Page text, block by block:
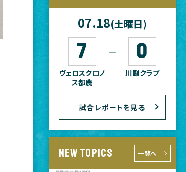
07.18(土曜日)
7
ヴェロスクロノ
ス都農
― 0
川副クラブ
試合レポートを見る
NEW TOPICS 一覧へ